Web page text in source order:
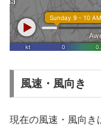
風速・風向き
現在の風速・風向き